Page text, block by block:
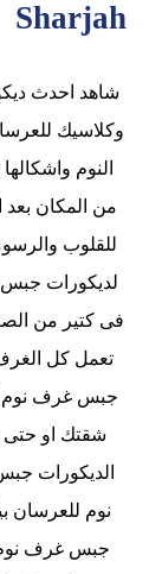
Sharjah
شاهد احدث
وكلاسيك
النوم
من المكان
للقلوب
لديكورات جبس
فى كتير من
تعمل كل
جبس غرف نوم
شقتك او حتى
الديكورات
نوم للعرسان
جبس غرف نوم